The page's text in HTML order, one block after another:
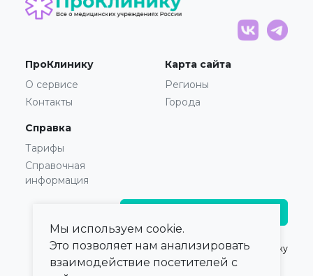
ПроКлинику
О сервисе
Контакты
Карта сайта
Регионы
Города
Справка
Тарифы
Справочная
информация
© 2021 — 2026,ПроКлинику
Мы используем cookie.
Это позволяет нам анализировать
взаимодействие посетителей с